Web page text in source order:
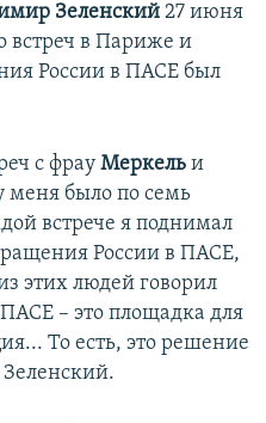
Зеленский 27 июня
встреч в Париже и
России в ПАСЕ был
с фрау Меркель и
меня было по семь
встрече я поднимал
России в ПАСЕ,
этих людей говорил
– это площадка для
То есть, это решение
Зеленский.